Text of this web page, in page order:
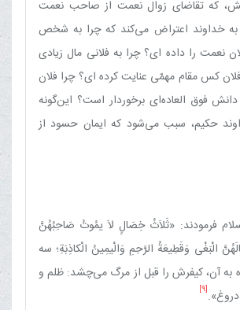
که تقاضای زوال نعمت از صاحب نعمت
خداوند اعتراض می‌کند که چرا به شخص
نعمت را داده ای‌؟ چرا به فلانی مال زیادی
کس مقام مهمّی عنایت کرده ای‌؟ چرا فلان
فوق ‌العاده‌ای برخوردار است‌؟ این‌گونه
حکیم، سبب می‌شود که ایمان حسود از
فرمودند: «ثَلاَثُ خِصَالٍ لاَ یمُوتُ صَاحِبُهُنَّ
الْبَغْی وَقَطِیعَةُ الرَّحِمِ وَالْیمِینُ الْکاذِبَةِ‌؛ سه
به آن، کیفرش را قبل از مرگ می‌چشد: ظلم و
[9]